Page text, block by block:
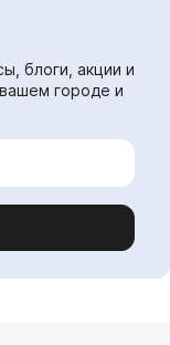
блоги, акции и
городе и